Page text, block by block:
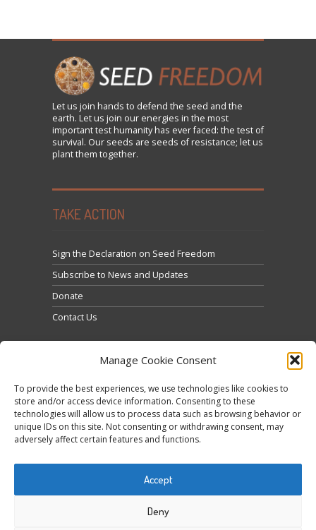
Manage Cookie Consent
To provide the best experiences, we use technologies like cookies to
store and/or access device information. Consenting to these
technologies will allow us to process data such as browsing behavior or
unique IDs on this site. Not consenting or withdrawing consent, may
adversely affect certain features and functions.
Accept
Deny
Let us join hands to defend the seed and the
earth. Let us join our energies in the most
important test humanity has ever faced: the test of
survival. Our seeds are seeds of resistance; let us
plant them together.
TAKE ACTION
Sign the Declaration on Seed Freedom
Subscribe to News and Updates
Donate
Contact Us
Tweets by @occupytheseed
Click to accept marketing cookies and enable this
content